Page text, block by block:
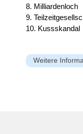
8. Milliardenloch
9.
10. Kussskandal
Weitere